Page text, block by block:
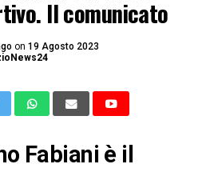
Il comunicato
on 19 Agosto 2023
Fabiani è il